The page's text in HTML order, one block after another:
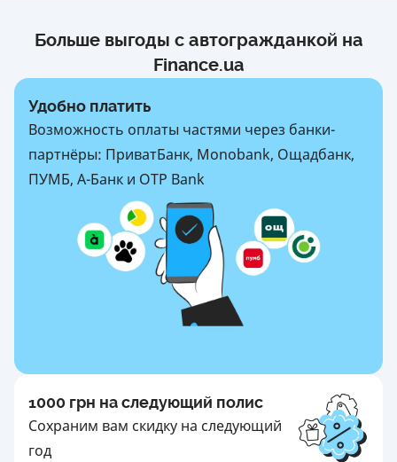
Больше выгоды с автогражданкой на
Finance.ua
Удобно платить
Возможность оплаты частями через банки-
партнёры: ПриватБанк, Monobank, Ощадбанк,
ПУМБ, А-Банк и OTP Bank
1000 грн на следующий полис
Сохраним вам скидку на следующий
год